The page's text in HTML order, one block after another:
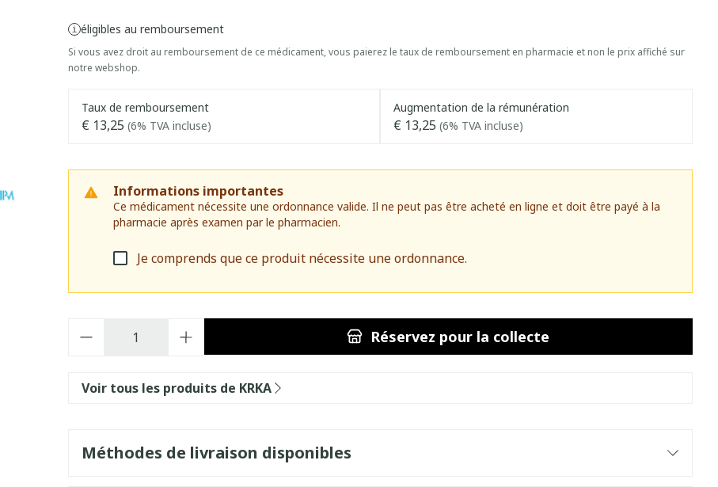
éligibles au remboursement
Si vous avez droit au remboursement de ce médicament, vous paierez le taux de remboursement en pharmacie et non le prix affiché sur
notre webshop.
Taux de remboursement
€ 13,25 (6% TVA incluse)
Augmentation de la rémunération
€ 13,25 (6% TVA incluse)
Informations importantes
Ce médicament nécessite une ordonnance valide. Il ne peut pas être acheté en ligne et doit être payé à la
pharmacie après examen par le pharmacien.
Je comprends que ce produit nécessite une ordonnance.
Réservez pour la collecte
Voir tous les produits de KRKA
Méthodes de livraison disponibles